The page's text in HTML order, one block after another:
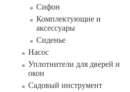
Сифон
Комплектующие и
аксессуары
Сиденье
Насос
Уплотнители для дверей и
окон
Садовый инструмент